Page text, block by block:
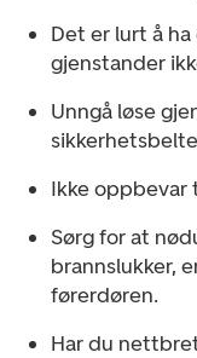
Det er lurt å
gjenstander
Unngå løse
Ikke oppbevar
Sørg for at
brannslukker,
førerdøren.
Har du